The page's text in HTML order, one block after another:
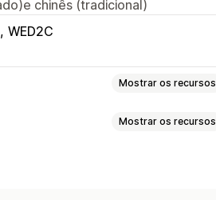
chinês (tradicional)
WED2C
Mostrar os recursos
Mostrar os recursos